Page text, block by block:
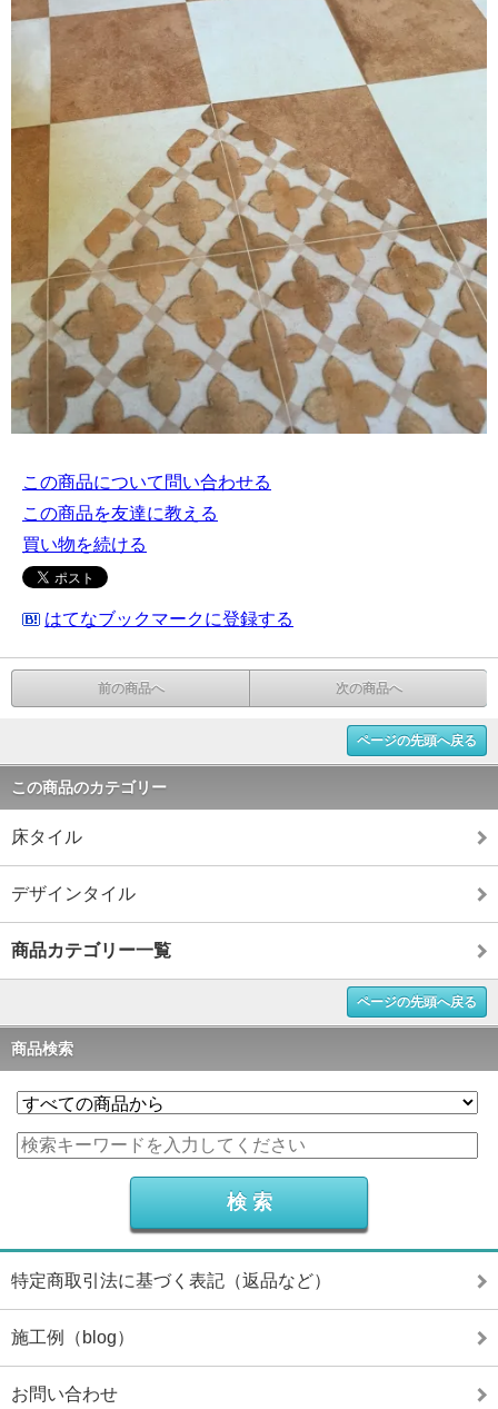
この商品について問い合わせる
この商品を友達に教える
買い物を続ける
はてなブックマークに登録する
前の商品へ 次の商品へ
ページの先頭へ戻る
この商品のカテゴリー
床タイル
デザインタイル
商品カテゴリー一覧
ページの先頭へ戻る
商品検索
特定商取引法に基づく表記（返品など）
施工例（blog）
お問い合わせ